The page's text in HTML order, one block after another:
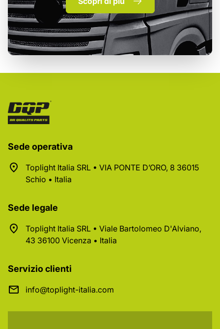
Sede operativa
Toplight Italia SRL • VIA PONTE D’ORO, 8 36015
Schio • Italia
Sede legale
Toplight Italia SRL • Viale Bartolomeo D'Alviano,
43 36100 Vicenza • Italia
Servizio clienti
info@toplight-italia.com